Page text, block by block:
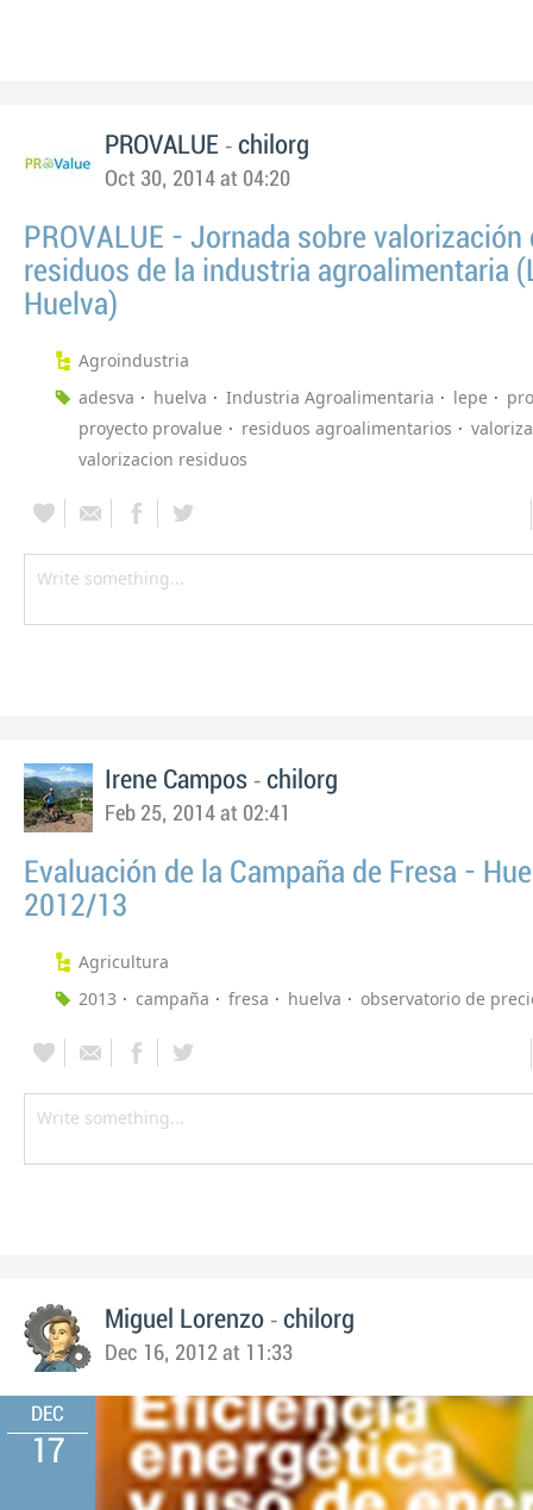
PROVALUE - chilorg
Oct 30, 2014 at 04:20
PROVALUE - Jornada sobre valorización
residuos de la industria agroalimentaria
Huelva)
Agroindustria
adesva
huelva Industria Agroalimentaria lepe
proyecto provalue
residuos agroalimentarios
valorizacion residuos
Irene Campos - chilorg
Feb 25, 2014 at 02:41
Evaluación de la Campaña de Fresa -
2012/13
Agricultura
2013
campaña fresa huelva observatorio de
Miguel Lorenzo - chilorg
Dec 16, 2012 at 11:33
DEC
17